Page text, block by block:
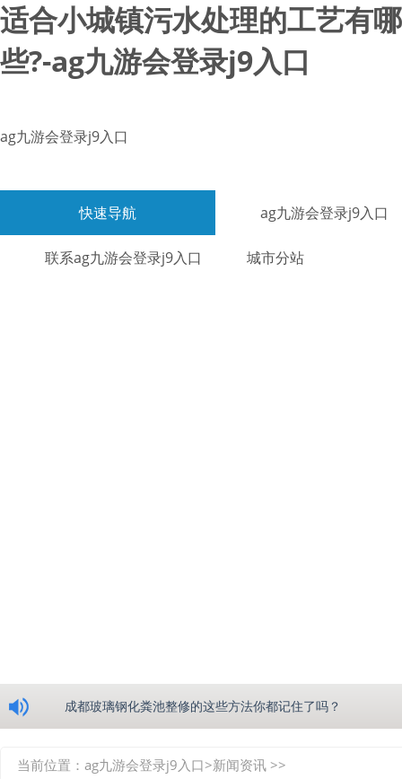
适合小城镇污水处理的工艺有哪
些?-ag九游会登录j9入口
ag九游会登录j9入口
快速导航 ag九游会登录j9入口
联系ag九游会登录j9入口 城市分站
成都玻璃钢化粪池整修的这些方法你都记住了吗？
当前位置： ag九游会登录j9入口>新闻资讯 >>